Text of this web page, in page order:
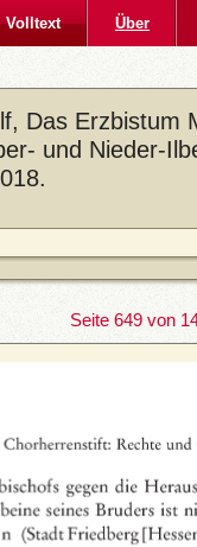
Volltext Über
Das Erzbistum
und Nieder-
Seite 649 von